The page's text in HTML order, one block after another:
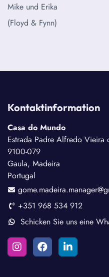
Mike und Erika
(Floyd & Fynn)
Kontaktinformation
Casa do Mundo
Estrada Padre Alfredo Vieira
9100-079
Gaula, Madeira
Portugal
+351 968 534 912
Schicken Sie uns eine